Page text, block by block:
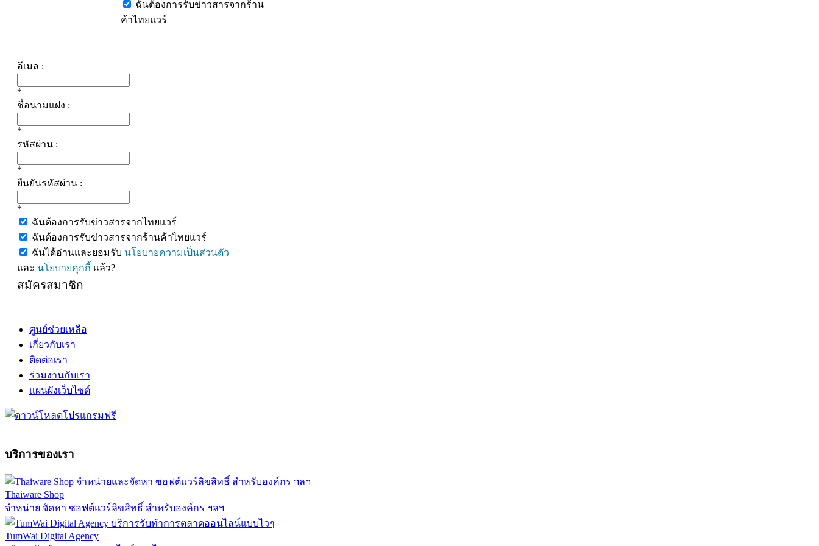
ฉันต้องการรับข่าวสารจากร้าน
ค้าไทยแวร์
อีเมล :
*
ชื่อนามแฝง :
*
รหัสผ่าน :
*
ยืนยันรหัสผ่าน :
*
ฉันต้องการรับข่าวสารจากไทยแวร์
ฉันต้องการรับข่าวสารจากร้านค้าไทยแวร์
ฉันได้อ่านและยอมรับ นโยบายความเป็นส่วนตัว
และ นโยบายคุกกี้ แล้ว?
สมัครสมาชิก
ศูนย์ช่วยเหลือ
เกี่ยวกับเรา
ติดต่อเรา
ร่วมงานกับเรา
แผนผังเว็บไซต์
บริการของเรา
Thaiware Shop
จำหน่าย จัดหา ซอฟต์แวร์ลิขสิทธิ์ สำหรับองค์กร ฯลฯ
TumWai Digital Agency